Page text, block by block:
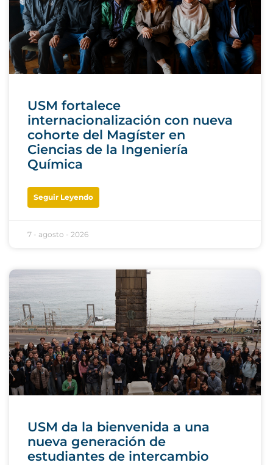
USM fortalece
internacionalización con nueva
cohorte del Magíster en
Ciencias de la Ingeniería
Química
Seguir Leyendo
7 - agosto - 2026
USM da la bienvenida a una
nueva generación de
estudiantes de intercambio